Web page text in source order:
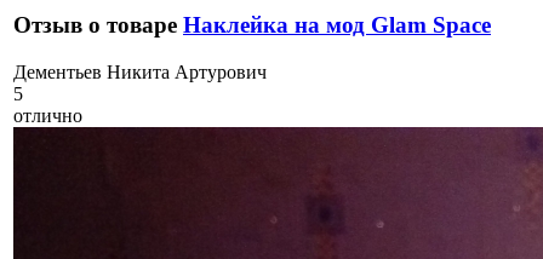
Отзыв о товаре Наклейка на мод Glam Space
Дементьев Никита Артурович
5
отлично